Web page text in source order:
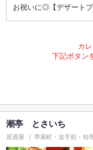
お祝いに◎【デザート
カ
下記ボタン
潮亭 とさいち
居酒屋 帯屋町・追手筋・知